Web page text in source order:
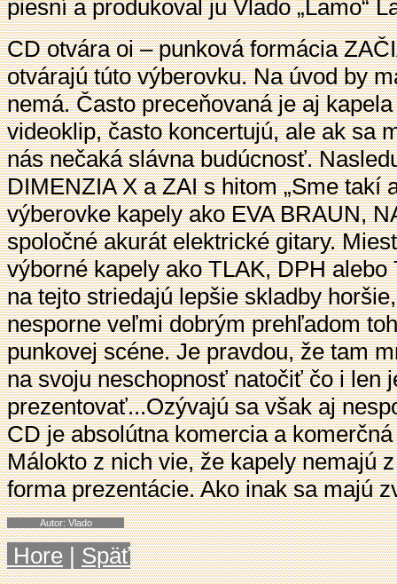
piesní a produkoval ju Vlado „Lamo“
CD otvára oi – punková formácia
otvárajú túto výberovku. Na úvod by
nemá. Často preceňovaná je aj
videoklip, často koncertujú, ale ak sa
nás nečaká slávna budúcnosť.
DIMENZIA X a ZAI s hitom „Sme takí
výberovke kapely ako EVA BRAUN,
spoločné akurát elektrické gitary.
výborné kapely ako TLAK, DPH
na tejto striedajú lepšie skladby
nesporne veľmi dobrým prehľadom
punkovej scéne. Je pravdou, že tam
na svoju neschopnosť natočiť čo i len
prezentovať...Ozývajú sa však aj
CD je absolútna komercia a
Málokto z nich vie, že kapely nemajú
forma prezentácie. Ako inak sa majú
Autor: Vlado
Hore | Späť